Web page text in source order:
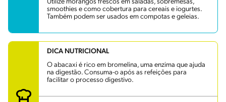
Utilize morangos frescos em saladas, sobremesas,
smoothies e como cobertura para cereais e iogurtes.
Também podem ser usados em compotas e geleias.
DICA NUTRICIONAL
O abacaxi é rico em bromelina, uma enzima que ajuda
na digestão. Consuma-o após as refeições para
facilitar o processo digestivo.